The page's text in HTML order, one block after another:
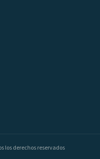
los derechos reservados